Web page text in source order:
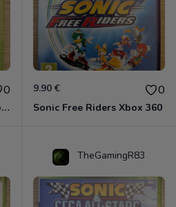
0
Lego - Jurassic World Xbox 360
9.90 € 0
Sonic Free Riders Xbox 360
TheGamingR83